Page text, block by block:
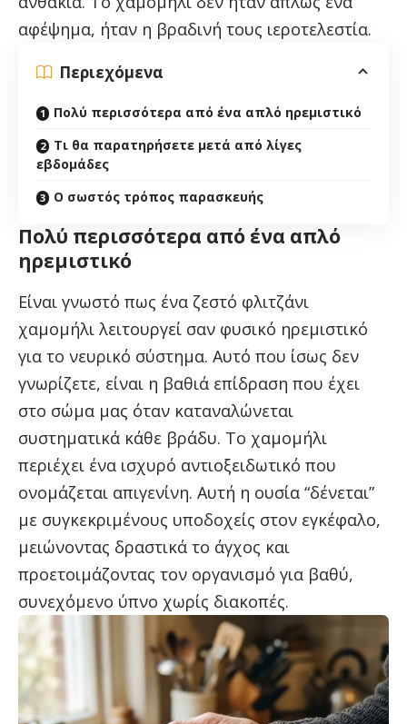
αφέψημα, ήταν η βραδινή τους ιεροτελεστία.
Περιεχόμενα
Πολύ περισσότερα από ένα απλό ηρεμιστικό
Τι θα παρατηρήσετε μετά από λίγες
εβδομάδες
Ο σωστός τρόπος παρασκευής
Πολύ περισσότερα από ένα απλό
ηρεμιστικό
Είναι γνωστό πως ένα ζεστό φλιτζάνι
χαμομήλι λειτουργεί σαν φυσικό ηρεμιστικό
για το νευρικό σύστημα. Αυτό που ίσως δεν
γνωρίζετε, είναι η βαθιά επίδραση που έχει
στο σώμα μας όταν καταναλώνεται
συστηματικά κάθε βράδυ. Το χαμομήλι
περιέχει ένα ισχυρό αντιοξειδωτικό που
ονομάζεται απιγενίνη. Αυτή η ουσία “δένεται”
με συγκεκριμένους υποδοχείς στον εγκέφαλο,
μειώνοντας δραστικά το άγχος και
προετοιμάζοντας τον οργανισμό για βαθύ,
συνεχόμενο ύπνο χωρίς διακοπές.